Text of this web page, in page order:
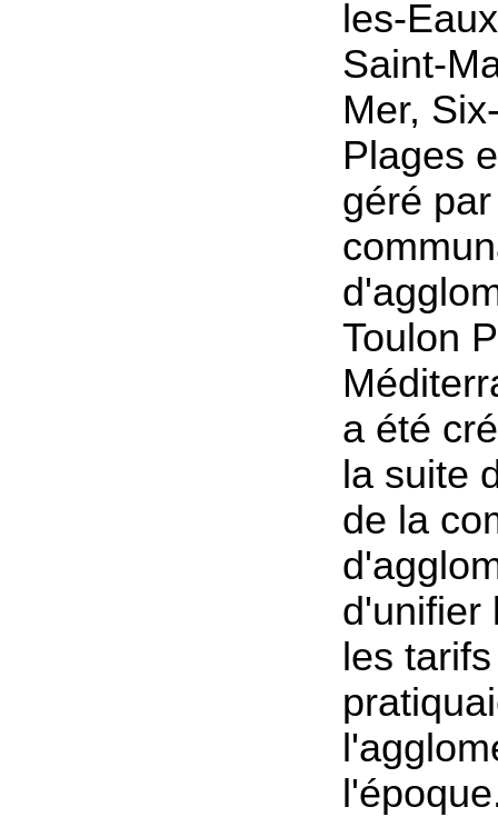
les-
Saint-
Mer,
Plages
géré
Toulon
a été
la suite
de la
d'unifier
les